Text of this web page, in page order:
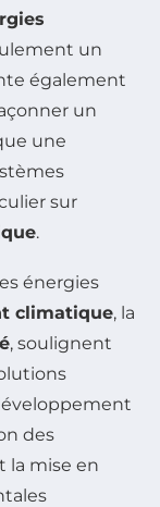
un
également
un
une
sur
.
énergies
climatique, la
, soulignent
des
la mise en